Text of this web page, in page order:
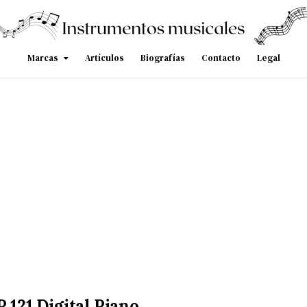
Marcas Artículos Biografías Contacto Legal